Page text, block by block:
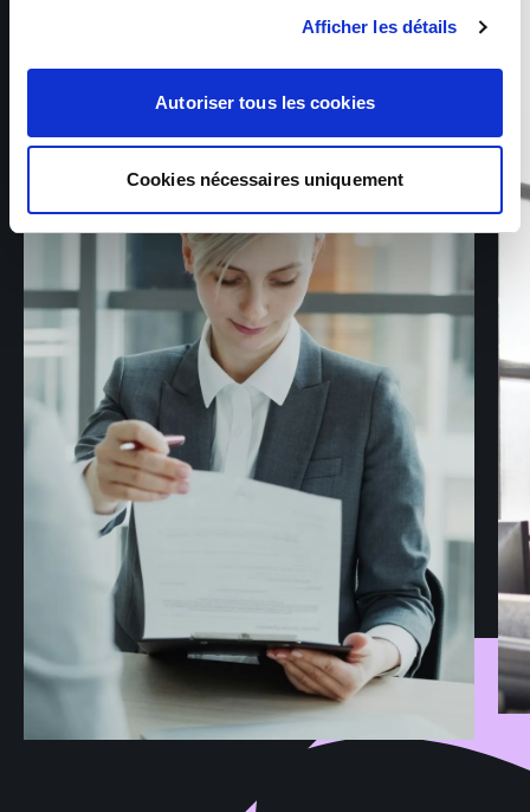
Afficher les détails
Autoriser tous les cookies
Cookies nécessaires uniquement
expectativas. Acompanhamo-lo na definição do
seu projeto profissional e na procura de uma
oportunidade que corresponda ao seu perfil.